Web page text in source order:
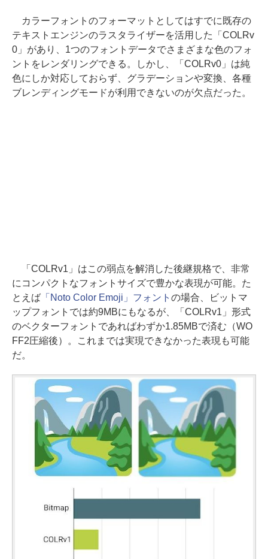
カラーフォントのフォーマットとしてはすでに既存の
テキストエンジンのラスタライザーを活用した「COLRv
0」があり、1つのフォントデータでさまざまな色のフォ
ントをレンダリングできる。しかし、「COLRv0」は純
色にしか対応しておらず、グラデーションや変換、各種
ブレンディングモードが利用できないのが欠点だった。
「COLRv1」はこの弱点を解消した後継規格で、非常
にコンパクトなフォントサイズで豊かな表現が可能。た
とえば「Noto Color Emoji」フォント の場合、ビットマ
ップフォントでは約9MBにもなるが、「COLRv1」形式
のベクターフォントであればわずか1.85MBで済む（WO
FF2圧縮後）。これまでは実現できなかった表現も可能
だ。